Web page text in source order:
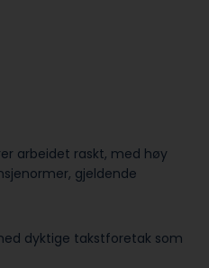
arbeidet raskt, med høy
gjeldende
dyktige takstforetak som